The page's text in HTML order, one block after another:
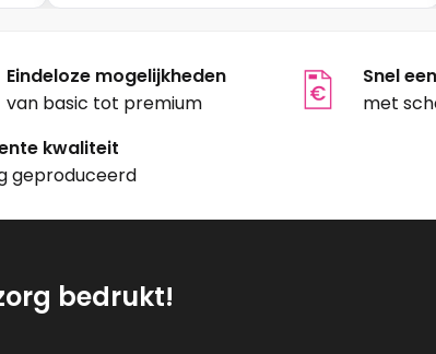
Eindeloze mogelijkheden
van basic tot premium
Snel
met
kwaliteit
geproduceerd
bedrukt!